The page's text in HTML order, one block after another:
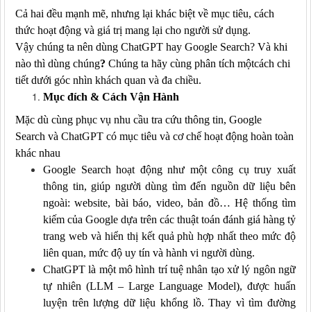
Cả hai đều mạnh mẽ, nhưng lại khác biệt về mục tiêu, cách
thức hoạt động và giá trị mang lại cho người sử dụng.
Vậy chúng ta nên dùng ChatGPT hay Google Search? Và khi
nào thì dùng chúng? Chúng ta hãy cùng phân tích mộtcách chi
tiết dưới góc nhìn khách quan và đa chiều.
Mục đích & Cách Vận Hành
Mặc dù cùng phục vụ nhu cầu tra cứu thông tin, Google
Search và ChatGPT có mục tiêu và cơ chế hoạt động hoàn toàn
khác nhau
Google Search hoạt động như một công cụ truy xuất
thông tin, giúp người dùng tìm đến nguồn dữ liệu bên
ngoài: website, bài báo, video, bản đồ… Hệ thống tìm
kiếm của Google dựa trên các thuật toán đánh giá hàng tỷ
trang web và hiển thị kết quả phù hợp nhất theo mức độ
liên quan, mức độ uy tín và hành vi người dùng.
ChatGPT là một mô hình trí tuệ nhân tạo xử lý ngôn ngữ
tự nhiên (LLM – Large Language Model), được huấn
luyện trên lượng dữ liệu khổng lồ. Thay vì tìm đường